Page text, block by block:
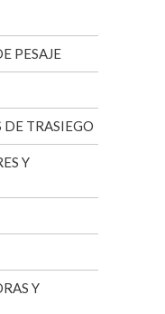
PESAJE
DE TRASIEGO
Y
Y